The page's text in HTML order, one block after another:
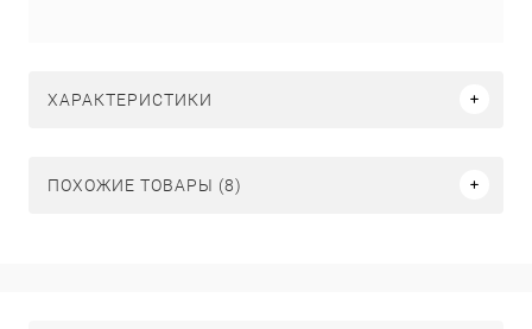
ХАРАКТЕРИСТИКИ
ПОХОЖИЕ ТОВАРЫ (8)